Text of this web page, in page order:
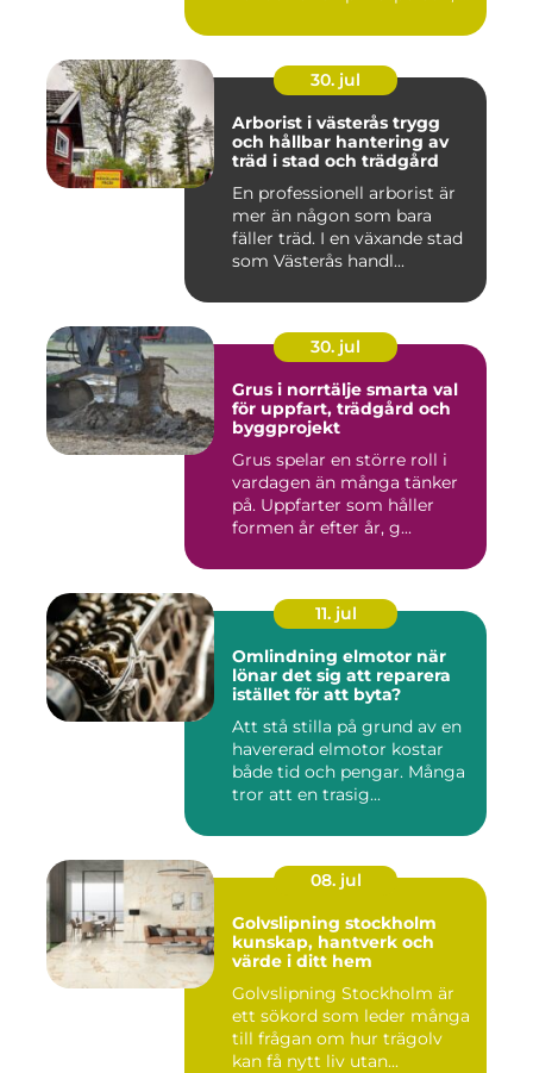
30. jul
Arborist i västerås trygg
och hållbar hantering av
träd i stad och trädgård
En professionell arborist är
mer än någon som bara
fäller träd. I en växande stad
som Västerås handl...
30. jul
Grus i norrtälje smarta val
för uppfart, trädgård och
byggprojekt
Grus spelar en större roll i
vardagen än många tänker
på. Uppfarter som håller
formen år efter år, g...
11. jul
Omlindning elmotor när
lönar det sig att reparera
istället för att byta?
Att stå stilla på grund av en
havererad elmotor kostar
både tid och pengar. Många
tror att en trasig...
08. jul
Golvslipning stockholm
kunskap, hantverk och
värde i ditt hem
Golvslipning Stockholm är
ett sökord som leder många
till frågan om hur trägolv
kan få nytt liv utan...